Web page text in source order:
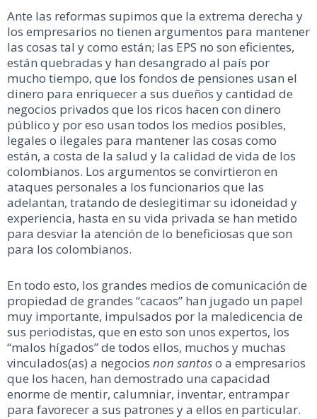
Ante las reformas supimos que la extrema derecha y
los empresarios no tienen argumentos para mantener
las cosas tal y como están; las EPS no son eficientes,
están quebradas y han desangrado al país por
mucho tiempo, que los fondos de pensiones usan el
dinero para enriquecer a sus dueños y cantidad de
negocios privados que los ricos hacen con dinero
público y por eso usan todos los medios posibles,
legales o ilegales para mantener las cosas como
están, a costa de la salud y la calidad de vida de los
colombianos. Los argumentos se convirtieron en
ataques personales a los funcionarios que las
adelantan, tratando de deslegitimar su idoneidad y
experiencia, hasta en su vida privada se han metido
para desviar la atención de lo beneficiosas que son
para los colombianos.
En todo esto, los grandes medios de comunicación de
propiedad de grandes “cacaos” han jugado un papel
muy importante, impulsados por la maledicencia de
sus periodistas, que en esto son unos expertos, los
“malos hígados” de todos ellos, muchos y muchas
vinculados(as) a negocios non santoso a empresarios
que los hacen, han demostrado una capacidad
enorme de mentir, calumniar, inventar, entrampar
para favorecer a sus patrones y a ellos en particular.